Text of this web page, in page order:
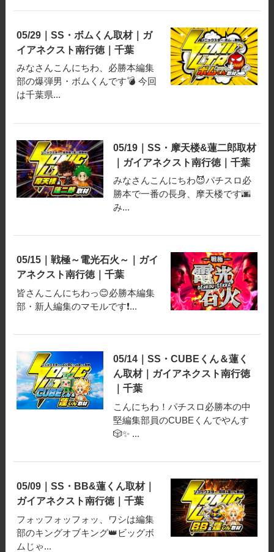
05/29｜SS・ボムくん取材｜ガ
イアネクスト南行徳｜千葉
みなさんこんにちわ、必勝本編集
部の爆弾男・ボムくんです💣 今回
は千葉県...
05/19｜SS・摩天楼&蓮二郎取材
｜ガイアネクスト南行徳｜千葉
みなさんこんにちわ😈パチスロ必
勝本で一番の長身、摩天楼です🌆
み...
05/15｜戦極～電光石火～｜ガイ
アネクスト南行徳｜千葉
皆さんこんにちわっ😊必勝本編集
部・新人編集のマモルです❗️...
05/14｜SS・CUBEくん＆蓮く
ん取材｜ガイアネクスト南行徳
｜千葉
こんにちわ！パチスロ必勝本の中
堅編集部員のCUBEくんでやんす
🎲✨ ...
05/09｜SS・BB&蓮くん取材｜
ガイアネクスト南行徳｜千葉
フォッフォッフォッ、ワシは編集
部のキングオブキング👑ビッグボ
ムじゃ...